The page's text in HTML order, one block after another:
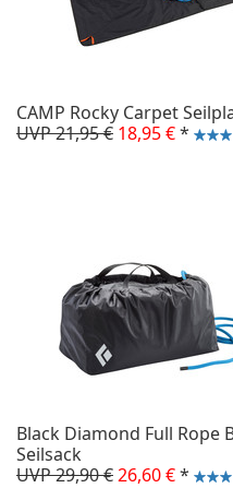
CAMP Rocky Carpet
UVP 21,95 € 18,95 €*
Black Diamond Full Rope
Seilsack
UVP 29,90 €26,60 €*